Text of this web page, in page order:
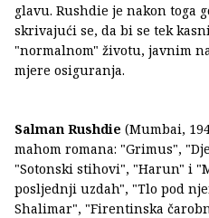
glavu. Rushdie je nakon toga
skrivajući se, da bi se tek
"normalnom" životu, javnim
mjere osiguranja.
Salman Rushdie (Mumbai,
mahom romana: "Grimus",
"Sotonski stihovi", "Harun" i
posljednji uzdah", "Tlo pod
Shalimar", "Firentinska